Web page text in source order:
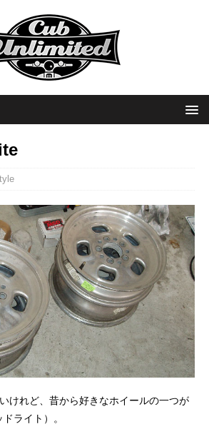
けれど、昔から好きなホイールの一つが
ライト）。